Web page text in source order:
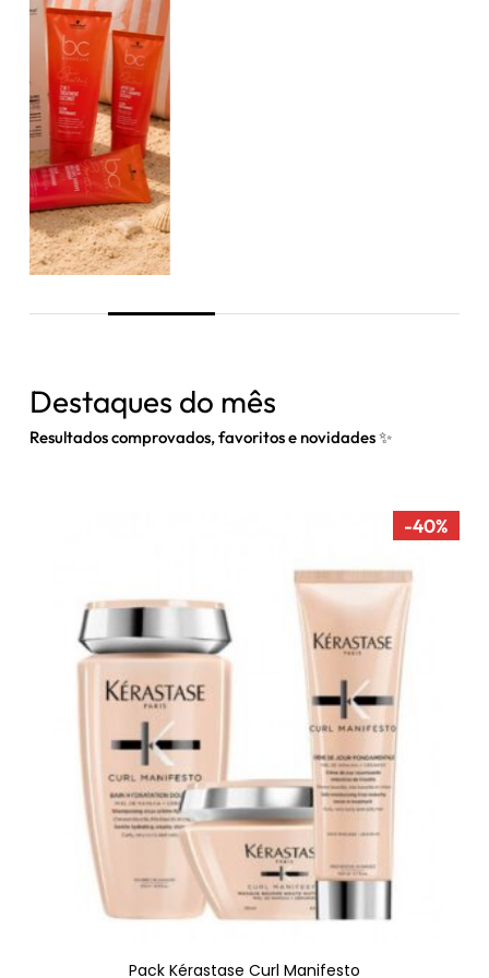
Destaques do mês
Resultados comprovados, favoritos e novidades ✨
-40%
Adicionar
Pack Kérastase Curl Manifesto